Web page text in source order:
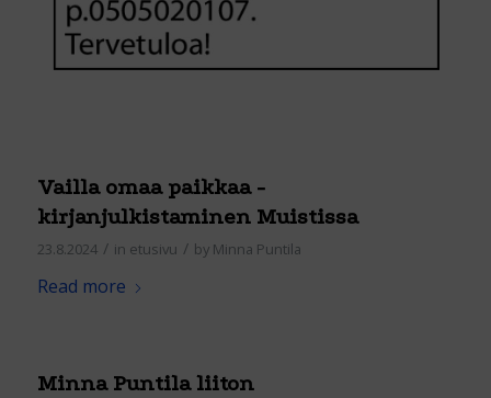
Vailla omaa paikkaa -
kirjanjulkistaminen Muistissa
23.8.2024 / in etusivu / by Minna Puntila
Read more
Minna Puntila liiton